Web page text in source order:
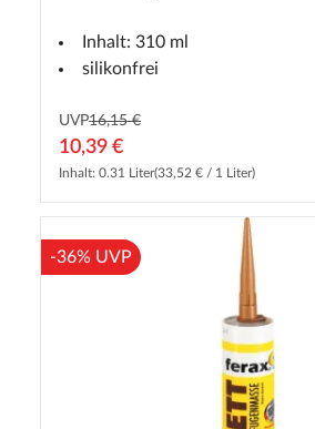
Inhalt: 310 ml
silikonfrei
UVP16,15 €
10,39 €
Inhalt: 0.31 Liter(33,52 € / 1 Liter)
-36% UVP